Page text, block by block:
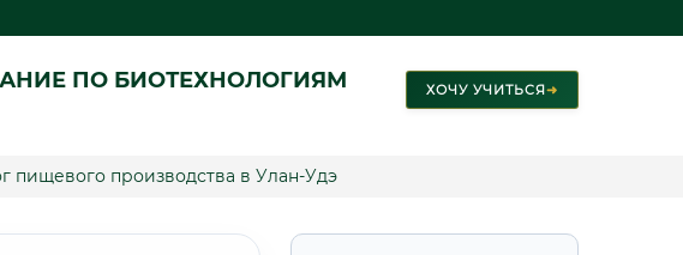
ПО БИОТЕХНОЛОГИЯМ ХОЧУ УЧИТЬСЯ➜
пищевого производства в Улан-Удэ